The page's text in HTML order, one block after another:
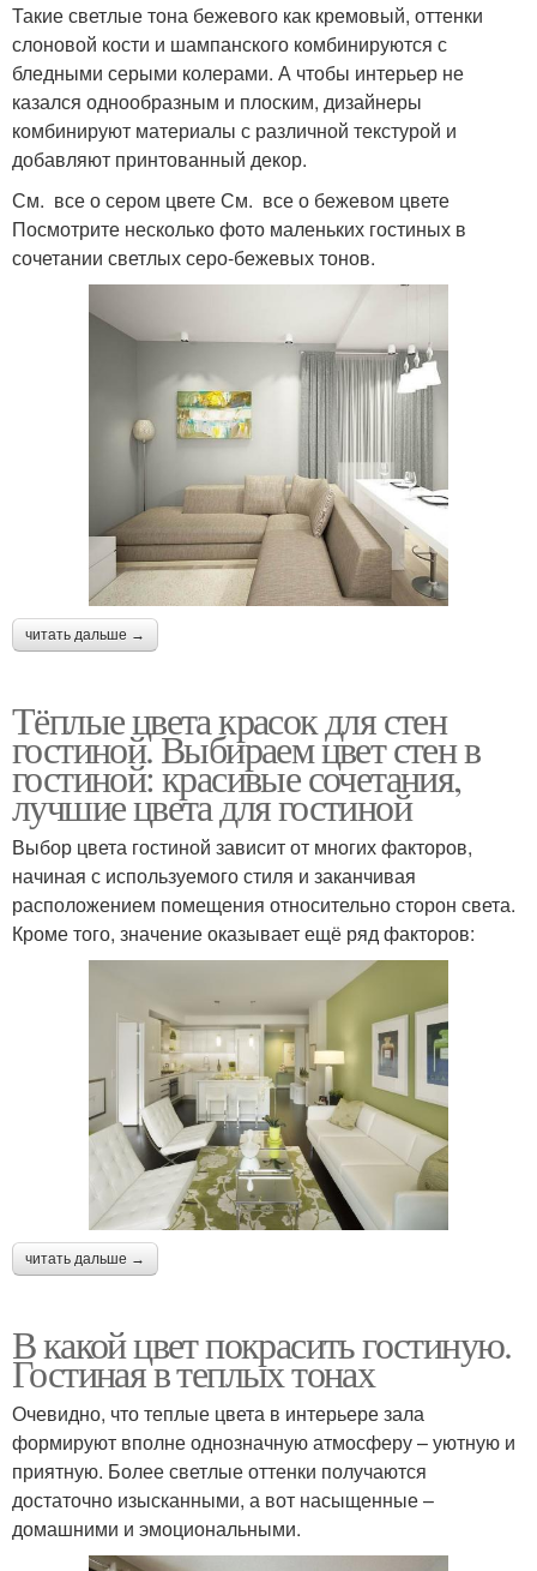
Такие светлые тона бежевого как кремовый, оттенки
слоновой кости и шампанского комбинируются с
бледными серыми колерами. А чтобы интерьер не
казался однообразным и плоским, дизайнеры
комбинируют материалы с различной текстурой и
добавляют принтованный декор.
См. все о сером цвете См. все о бежевом цвете
Посмотрите несколько фото маленьких гостиных в
сочетании светлых серо-бежевых тонов.
читать дальше →
Тёплые цвета красок для стен
гостиной. Выбираем цвет стен в
гостиной: красивые сочетания,
лучшие цвета для гостиной
Выбор цвета гостиной зависит от многих факторов,
начиная с используемого стиля и заканчивая
расположением помещения относительно сторон света.
Кроме того, значение оказывает ещё ряд факторов:
читать дальше →
В какой цвет покрасить гостиную.
Гостиная в теплых тонах
Очевидно, что теплые цвета в интерьере зала
формируют вполне однозначную атмосферу – уютную и
приятную. Более светлые оттенки получаются
достаточно изысканными, а вот насыщенные –
домашними и эмоциональными.